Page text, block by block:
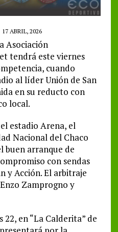
17 ABRIL, 2026
Asociación
tendrá este viernes
cuando
al líder Unión de San
en su reducto con
local.
estadio Arena, el
Nacional del Chaco
buen arranque de
con sendas
y Acción. El arbitraje
Zamprogno y
en “La Calderita” de